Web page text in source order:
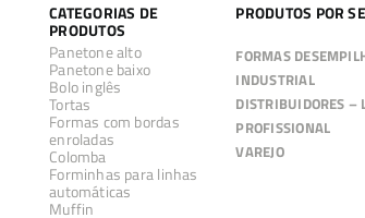
CATEGORIAS DE
PRODUTOS
Panetone alto
Panetone baixo
Bolo inglês
Tortas
Formas com bordas
enroladas
Colomba
Forminhas para linhas
automáticas
Muffin
PRODUTOS POR
FORMAS
INDUSTRIAL
DISTRIBUIDORES –
PROFISSIONAL
VAREJO